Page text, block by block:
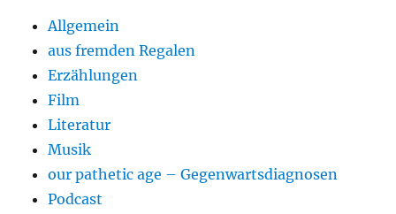
Allgemein
aus fremden Regalen
Erzählungen
Film
Literatur
Musik
our pathetic age – Gegenwartsdiagnosen
Podcast